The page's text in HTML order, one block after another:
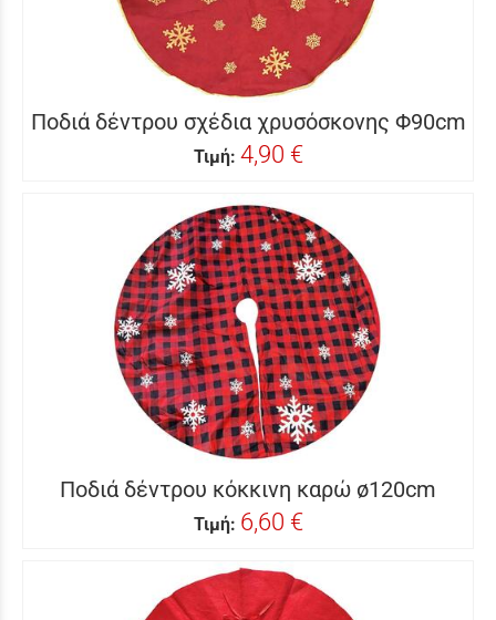
Ποδιά δέντρου σχέδια χρυσόσκονης Φ90cm
Τιμή: 4,90 €
Ποδιά δέντρου κόκκινη καρώ ø120cm
Τιμή: 6,60 €